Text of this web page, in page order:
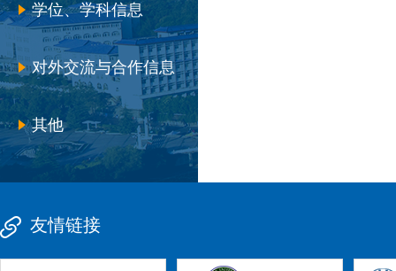
学位、学科信息
对外交流与合作信息
其他
友情链接